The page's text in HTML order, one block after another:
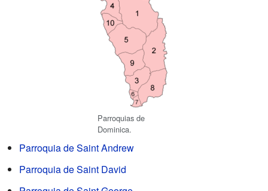
Parroquias de
Dominica.
Parroquia de Saint Andrew
Parroquia de Saint David